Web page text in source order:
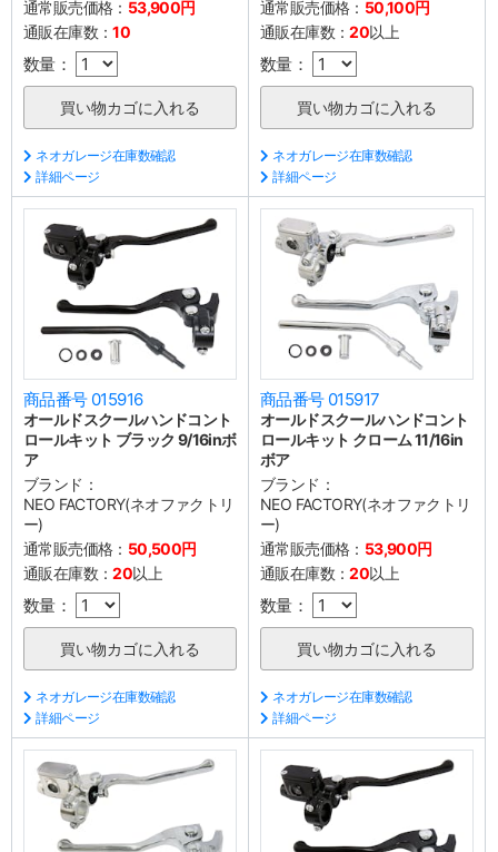
通常販売価格： 53,900円
通販在庫数：10
数量：
ネオガレージ在庫数確認
詳細ページ
通常販売価格： 50,100円
通販在庫数：20以上
数量：
ネオガレージ在庫数確認
詳細ページ
商品番号 015916
オールドスクールハンドコント
ロールキット ブラック 9/16inボ
ア
ブランド：
NEO FACTORY(ネオファクトリ
ー)
通常販売価格： 50,500円
通販在庫数：20以上
数量：
ネオガレージ在庫数確認
詳細ページ
商品番号 015917
オールドスクールハンドコント
ロールキット クローム 11/16in
ボア
ブランド：
NEO FACTORY(ネオファクトリ
ー)
通常販売価格： 53,900円
通販在庫数：20以上
数量：
ネオガレージ在庫数確認
詳細ページ